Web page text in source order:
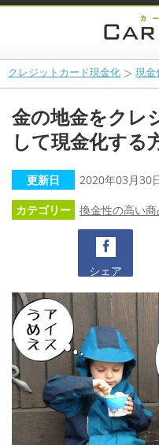
クレジットカード現金化 現金
金の地金をクレ
して現金化する
更新日
2020年03月30
カテゴリー 換金性の高い商
シェア